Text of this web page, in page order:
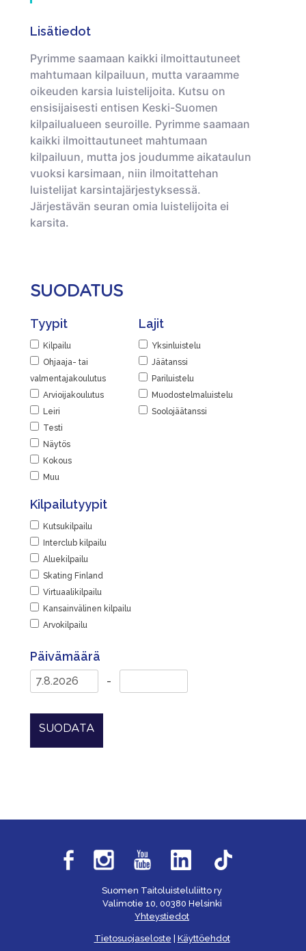
Lisätiedot
Pyrimme saamaan kaikki ilmoittautuneet
mahtumaan kilpailuun, mutta varaamme
oikeuden karsia luistelijoita. Kutsu on
ensisijaisesti entisen Keski-Suomen
kilpailualueen seuroille. Pyrimme saamaan
kaikki ilmoittautuneet mahtumaan
kilpailuun, mutta jos joudumme aikataulun
vuoksi karsimaan, niin ilmoitattehan
luistelijat karsintajärjestyksessä.
Järjestävän seuran omia luistelijoita ei
karsita.
SUODATUS
Tyypit
Kilpailu
Ohjaaja- tai
valmentajakoulutus
Arvioijakoulutus
Leiri
Testi
Näytös
Kokous
Muu
Lajit
Yksinluistelu
Jäätanssi
Pariluistelu
Muodostelmaluistelu
Soolojäätanssi
Kilpailutyypit
Kutsukilpailu
Interclub kilpailu
Aluekilpailu
Skating Finland
Virtuaalikilpailu
Kansainvälinen kilpailu
Arvokilpailu
Päivämäärä
-
SUODATA
Suomen Taitoluisteluliitto ry
Valimotie 10, 00380 Helsinki
Yhteystiedot
Tietosuojaseloste Käyttöehdot